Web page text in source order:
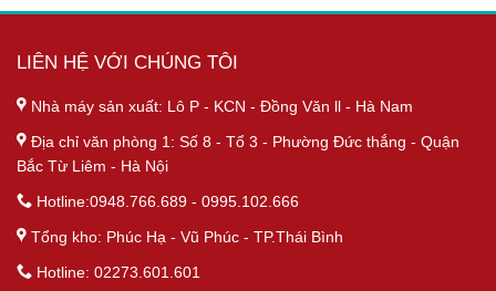
LIÊN HỆ VỚI CHÚNG TÔI
Nhà máy sản xuất: Lô P - KCN - Đồng Văn ll - Hà Nam
Địa chỉ văn phòng 1: Số 8 - Tổ 3 - Phường Đức thắng - Quận
Bắc Từ Liêm - Hà Nội
Hotline:0948.766.689 - 0995.102.666
Tổng kho: Phúc Hạ - Vũ Phúc - TP.Thái Bình
Hotline: 02273.601.601